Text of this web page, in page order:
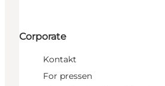
Corporate
Kontakt
For pressen